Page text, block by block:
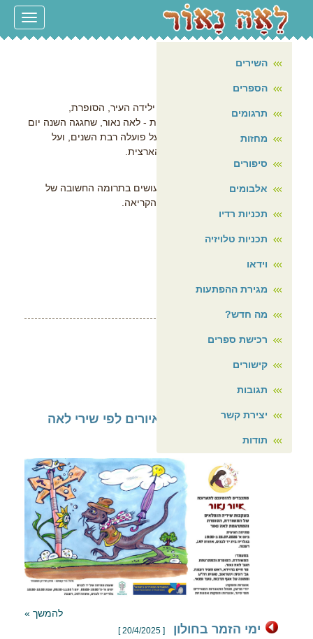
Toggle
החודש יוקדש לתושבת הרצליה, ילידה העיר, הסופרת,
המשוררת, הפזמונאית והמתרגמת - לאה נאור, שחגגה השנה יום
הולדת 90.כאות הערכה והוקרה על פועלה רבת השנים, ועל
תרומתה התרבותית המקומית והארצית.
תודה רבה לעיריית הצלה ולכל העושים בתרומה החשובה של
עיריית הרצליה לתרבות, ולחודש הקריאה.
לאה נאור
עוד ב"מה חדש?"
איור נאור תערוכת איורים לפי שירי לאה
נאור
להמשך »
ימי הזמר בחולון [ 20/4/2025 ]
עמוד הבית
על עצמי
השירים
הספרים
תרגומים
מחזות
סיפורים
אלבומים
תכניות רדיו
תכניות טלויזיה
וידאו
מגירת ההפתעות
מה חדש?
רכישת ספרים
קישורים
תגובות
יצירת קשר
תודות